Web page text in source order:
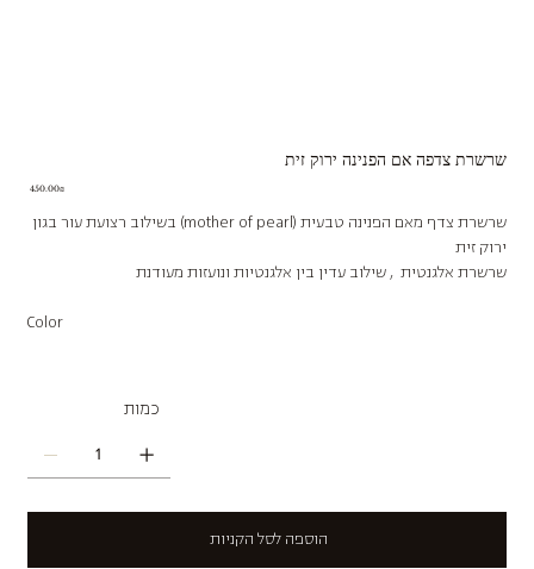
שרשרת צדפה אם הפנינה ירוק זית
Price ‏450.00 ‏₪
שרשרת צדף מאם הפנינה טבעית (mother of pearl) בשילוב רצועת עור בגון
ירוק זית
שרשרת אלגנטית , שילוב עדין בין אלגנטיות ונועזות מעודנת
Color
כמות
הוספה לסל הקניות